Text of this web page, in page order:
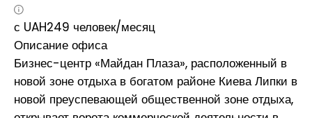
с UAH249 человек/месяц
Описание офиса
Бизнес-центр «Майдан Плаза», расположенный в
новой зоне отдыха в богатом районе Киева Липки в
новой преуспевающей общественной зоне отдыха,